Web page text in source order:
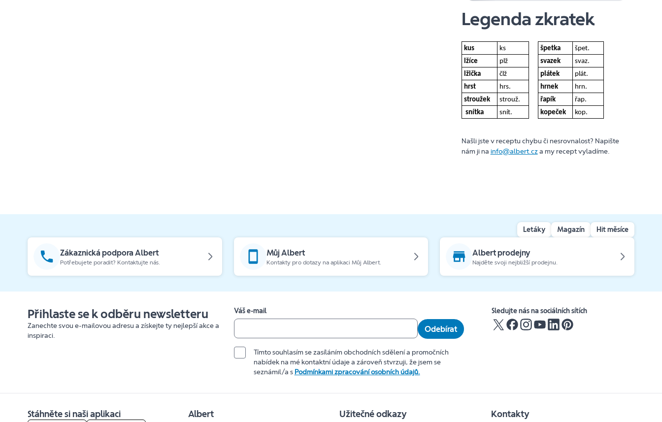
Legenda zkratek
kus ks špetka
špet.
lžíce
plž svazek
svaz.
lžička
člž plátek
plát.
hrst
hrs. hrnek
hrn.
stroužek
strouž. řapík
řap.
snítka
snít. kopeček kop.
Našli jste v receptu chybu či nesrovnalost? Napište
nám ji na info@albert.cza my recept vyladíme.
Letáky Magazín Hit měsíce
Zákaznická podpora Albert
Potřebujete poradit? Kontaktujte nás.
Můj Albert
Kontakty pro dotazy na aplikaci Můj Albert.
Albert prodejny
Najděte svoji nejbližší prodejnu.
Přihlaste se k odběru newsletteru
Zanechte svou e-mailovou adresu a získejte ty nejlepší akce a
inspiraci.
Váš e-mail
Odebírat
Tímto souhlasím se zasíláním obchodních sdělení a promočních
nabídek na mé kontaktní údaje a zároveň stvrzuji, že jsem se
seznámil/a s Podmínkami zpracování osobních údajů.
Sledujte nás na sociálních sítích
Stáhněte si naši aplikaci Albert Užitečné odkazy Kontakty